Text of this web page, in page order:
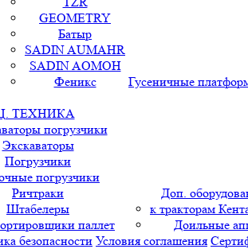
GEOMETRY
Батыр
SADIN AUMAHR
SADIN AOMOH
Феникс
Гусеничные
ТЕХНИКА
погрузчики
Экскаваторы
Погрузчики
погрузчики
Ричтраки
Штабелеры
паллет
Доп.
к тракторам
Доильные
безопасности Условия соглашения